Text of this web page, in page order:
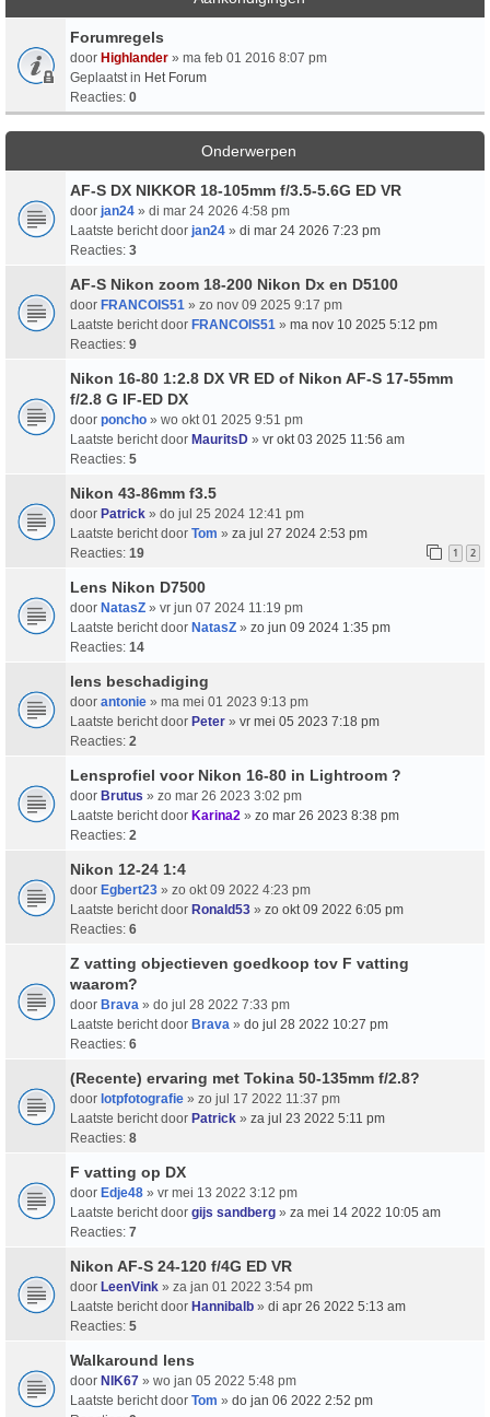
Forumregels
door Highlander » ma feb 01 2016 8:07 pm
Geplaatst in Het Forum
Reacties: 0
Onderwerpen
AF-S DX NIKKOR 18-105mm f/3.5-5.6G ED VR
door jan24 » di mar 24 2026 4:58 pm
Laatste bericht door jan24 » di mar 24 2026 7:23 pm
Reacties: 3
AF-S Nikon zoom 18-200 Nikon Dx en D5100
door FRANCOIS51 » zo nov 09 2025 9:17 pm
Laatste bericht door FRANCOIS51 » ma nov 10 2025 5:12 pm
Reacties: 9
Nikon 16-80 1:2.8 DX VR ED of Nikon AF-S 17-55mm
f/2.8 G IF-ED DX
door poncho » wo okt 01 2025 9:51 pm
Laatste bericht door MauritsD » vr okt 03 2025 11:56 am
Reacties: 5
Nikon 43-86mm f3.5
door Patrick » do jul 25 2024 12:41 pm
Laatste bericht door Tom » za jul 27 2024 2:53 pm
Reacties: 19 1 2
Lens Nikon D7500
door NatasZ » vr jun 07 2024 11:19 pm
Laatste bericht door NatasZ » zo jun 09 2024 1:35 pm
Reacties: 14
lens beschadiging
door antonie » ma mei 01 2023 9:13 pm
Laatste bericht door Peter » vr mei 05 2023 7:18 pm
Reacties: 2
Lensprofiel voor Nikon 16-80 in Lightroom ?
door Brutus » zo mar 26 2023 3:02 pm
Laatste bericht door Karina2 » zo mar 26 2023 8:38 pm
Reacties: 2
Nikon 12-24 1:4
door Egbert23 » zo okt 09 2022 4:23 pm
Laatste bericht door Ronald53 » zo okt 09 2022 6:05 pm
Reacties: 6
Z vatting objectieven goedkoop tov F vatting
waarom?
door Brava » do jul 28 2022 7:33 pm
Laatste bericht door Brava » do jul 28 2022 10:27 pm
Reacties: 6
(Recente) ervaring met Tokina 50-135mm f/2.8?
door lotpfotografie » zo jul 17 2022 11:37 pm
Laatste bericht door Patrick » za jul 23 2022 5:11 pm
Reacties: 8
F vatting op DX
door Edje48 » vr mei 13 2022 3:12 pm
Laatste bericht door gijs sandberg » za mei 14 2022 10:05 am
Reacties: 7
Nikon AF-S 24-120 f/4G ED VR
door LeenVink » za jan 01 2022 3:54 pm
Laatste bericht door Hannibalb » di apr 26 2022 5:13 am
Reacties: 5
Walkaround lens
door NIK67 » wo jan 05 2022 5:48 pm
Laatste bericht door Tom » do jan 06 2022 2:52 pm